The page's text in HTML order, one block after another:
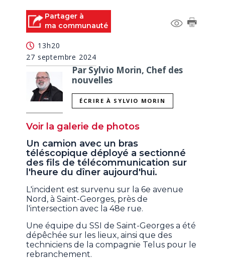
Partager à
ma communauté
13h20
27 septembre 2024
Par Sylvio Morin, Chef des
nouvelles
ÉCRIRE À SYLVIO MORIN
Voir la galerie de photos
Un camion avec un bras
téléscopique déployé a sectionné
des fils de télécommunication sur
l'heure du dîner aujourd'hui.
L'incident est survenu sur la 6e avenue
Nord, à Saint-Georges, près de
l'intersection avec la 48e rue.
Une équipe du SSI de Saint-Georges a été
dépêchée sur les lieux, ainsi que des
techniciens de la compagnie Telus pour le
rebranchement.